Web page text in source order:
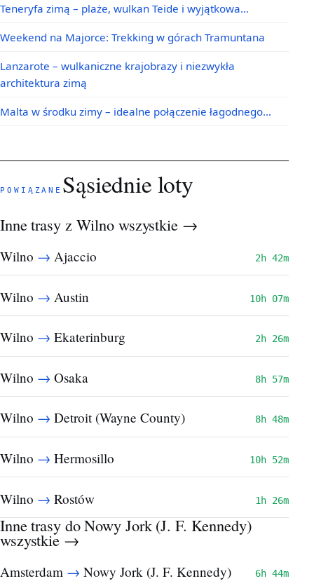
Teneryfa zimą – plaże, wulkan Teide i wyjątkowa…
Weekend na Majorce: Trekking w górach Tramuntana
Lanzarote – wulkaniczne krajobrazy i niezwykła
architektura zimą
Malta w środku zimy – idealne połączenie łagodnego…
POWIĄZANE Sąsiednie loty
Inne trasy z Wilno wszystkie →
Wilno → Ajaccio 2h 42m
Wilno → Austin 10h 07m
Wilno → Ekaterinburg 2h 26m
Wilno → Osaka 8h 57m
Wilno → Detroit (Wayne County) 8h 48m
Wilno → Hermosillo 10h 52m
Wilno → Rostów 1h 26m
Inne trasy do Nowy Jork (J. F. Kennedy)
wszystkie →
Amsterdam → Nowy Jork (J. F. Kennedy) 6h 44m